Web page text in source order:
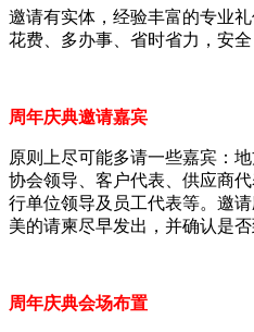
邀请有实体，经验丰富的专业
花费、多办事、省时省力，安全
周年庆典邀请嘉宾
原则上尽可能多请一些嘉宾：
协会领导、客户代表、供应商
行单位领导及员工代表等。邀
美的请柬尽早发出，并确认是否
周年庆典会场布置